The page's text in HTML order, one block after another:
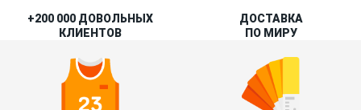
+200 000 ДОВОЛЬНЫХ
КЛИЕНТОВ
ДОСТАВКА
ПО МИРУ